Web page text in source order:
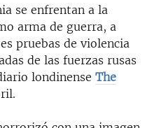
se enfrentan a la
arma de guerra, a
pruebas de violencia
de las fuerzas rusas
londinense The